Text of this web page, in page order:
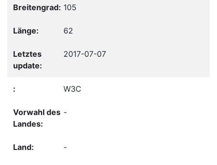
105
62
2017-07-07
W3C
-
-